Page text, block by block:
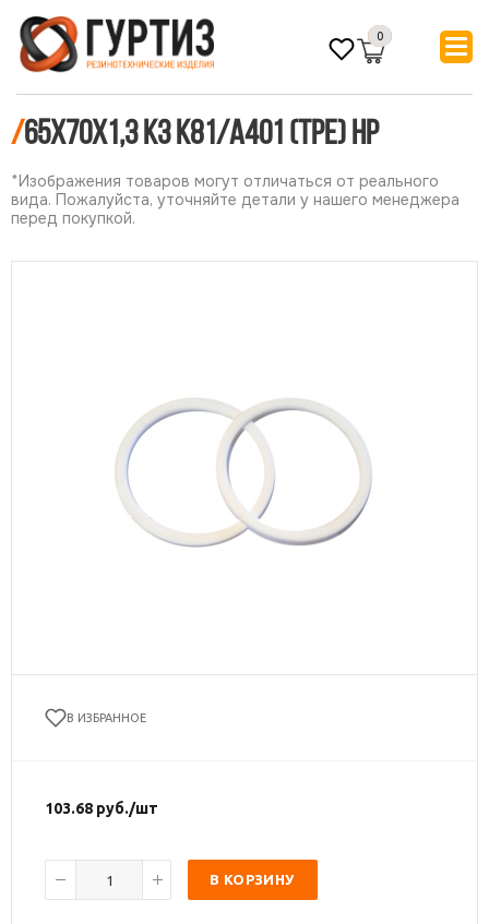
0
/65х70х1,3 КЗ К81/А401 (ТРЕ) НР
*Изображения товаров могут отличаться от реального
вида. Пожалуйста, уточняйте детали у нашего менеджера
перед покупкой.
В ИЗБРАННОЕ
103.68 руб./шт
В КОРЗИНУ